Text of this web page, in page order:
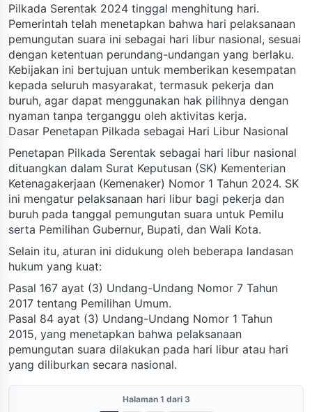
Pilkada Serentak 2024 tinggal menghitung hari.
Pemerintah telah menetapkan bahwa hari pelaksanaan
pemungutan suara ini sebagai hari libur nasional, sesuai
dengan ketentuan perundang-undangan yang berlaku.
Kebijakan ini bertujuan untuk memberikan kesempatan
kepada seluruh masyarakat, termasuk pekerja dan
buruh, agar dapat menggunakan hak pilihnya dengan
nyaman tanpa terganggu oleh aktivitas kerja.
Dasar Penetapan Pilkada sebagai Hari Libur Nasional
Penetapan Pilkada Serentak sebagai hari libur nasional
dituangkan dalam Surat Keputusan (SK) Kementerian
Ketenagakerjaan (Kemenaker) Nomor 1 Tahun 2024. SK
ini mengatur pelaksanaan hari libur bagi pekerja dan
buruh pada tanggal pemungutan suara untuk Pemilu
serta Pemilihan Gubernur, Bupati, dan Wali Kota.
Selain itu, aturan ini didukung oleh beberapa landasan
hukum yang kuat:
Pasal 167 ayat (3) Undang-Undang Nomor 7 Tahun
2017 tentang Pemilihan Umum.
Pasal 84 ayat (3) Undang-Undang Nomor 1 Tahun
2015, yang menetapkan bahwa pelaksanaan
pemungutan suara dilakukan pada hari libur atau hari
yang diliburkan secara nasional.
Halaman 1 dari 3